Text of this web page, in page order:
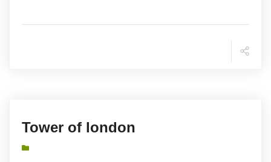
Tower of london